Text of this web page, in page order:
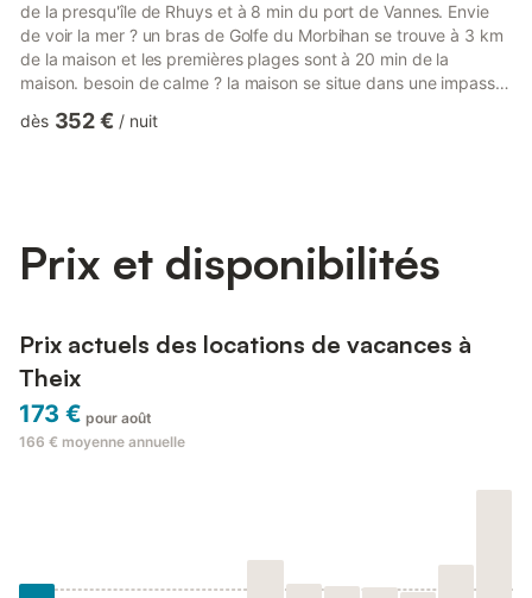
de la presqu'île de Rhuys et à 8 min du port de Vannes. Envie
de voir la mer ? un bras de Golfe du Morbihan se trouve à 3 km
de la maison et les premières plages sont à 20 min de la
maison. besoin de calme ? la maison se situe dans une impasse
permettra de vous détendre pendant toute la durée de votre
dès 352 € / nuit
Prix et disponibilités
Prix actuels des locations de vacances à
Theix
173 € pour août
166 € moyenne annuelle